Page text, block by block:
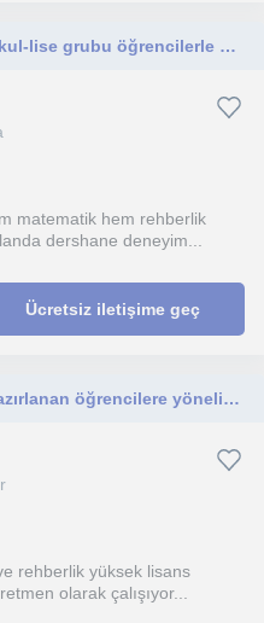
Genç ve dinamik yapımla ortaokul-lise grubu öğrencilerle verimli dersler gerçekleştiriyoruz
matematik hem rehberlik
dershane deneyim...
Ücretsiz iletişime geç
Psikolojik Danışman , sınava hazırlanan öğrencilere yönelik (YKS, LGS , KPSS)
rehberlik yüksek lisans
olarak çalışıyor...